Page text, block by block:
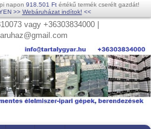
napon 918.501 Ft értékű termék cserélt gazdát!
>> Webáruházat indítok! <<
vagy +36303834000 |